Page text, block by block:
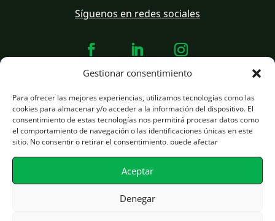
Gestionar consentimiento
Para ofrecer las mejores experiencias, utilizamos tecnologías como las
cookies para almacenar y/o acceder a la información del dispositivo. El
consentimiento de estas tecnologías nos permitirá procesar datos como
el comportamiento de navegación o las identificaciones únicas en este
sitio. No consentir o retirar el consentimiento, puede afectar
Aceptar
Denegar
Síguenos en redes sociales
Desarrollado porinfotec.siestrategia y marketingpro.infotec.si
Avisos Legales
Plítica de Privacidad
Plítica de Cookies